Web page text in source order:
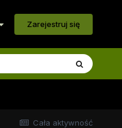
Zarejestruj się
Cała aktywność